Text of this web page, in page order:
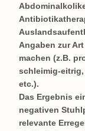
Angaben zur
machen (z.B.
schleimig-
etc.).
Das Ergebnis
negativen
relevante